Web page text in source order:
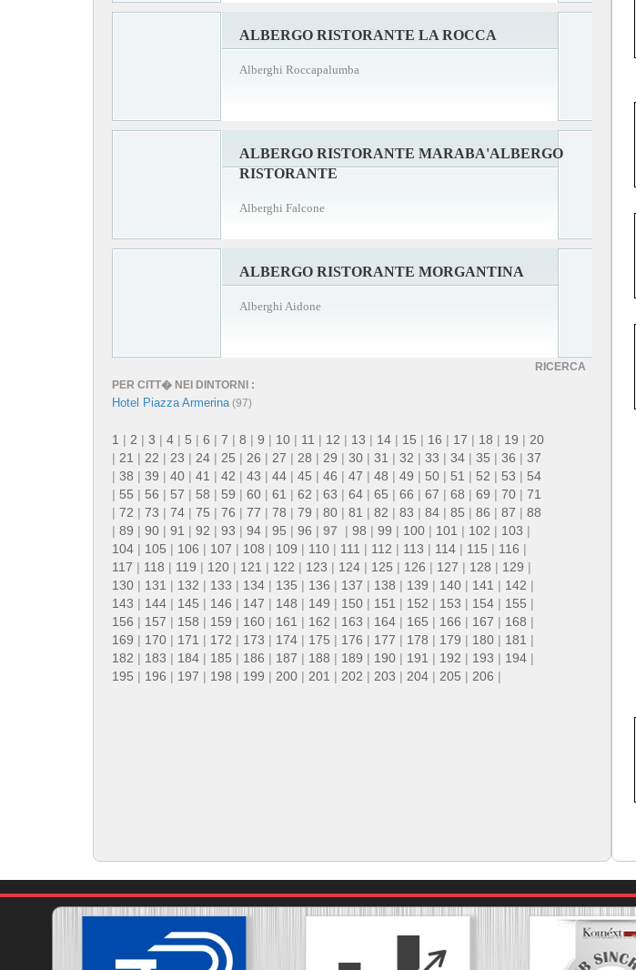
ALBERGO RISTORANTE LA ROCCA
Alberghi Roccapalumba
ALBERGO RISTORANTE MARABA'ALBERGO
RISTORANTE
Alberghi Falcone
ALBERGO RISTORANTE MORGANTINA
Alberghi Aidone
RICERCA
PER CITT� NEI DINTORNI :
Hotel Piazza Armerina(97)
1 | 2 | 3 | 4 | 5 | 6 | 7 | 8 | 9 | 10 | 11 | 12 | 13 | 14 | 15 | 16 | 17 | 18 | 19 | 20
| 21 | 22 | 23 | 24 | 25 | 26 | 27 | 28 | 29 | 30 | 31 | 32 | 33 | 34 | 35 | 36 | 37
| 38 | 39 | 40 | 41 | 42 | 43 | 44 | 45 | 46 | 47 | 48 | 49 | 50 | 51 | 52 | 53 | 54
| 55 | 56 | 57 | 58 | 59 | 60 | 61 | 62 | 63 | 64 | 65 | 66 | 67 | 68 | 69 | 70 | 71
| 72 | 73 | 74 | 75 | 76 | 77 | 78 | 79 | 80 | 81 | 82 | 83 | 84 | 85 | 86 | 87 | 88
| 89 | 90 | 91 | 92 | 93 | 94 | 95 | 96 | 97 | 98 | 99 | 100 | 101 | 102 | 103 |
104 | 105 | 106 | 107 | 108 | 109 | 110 | 111 | 112 | 113 | 114 | 115 | 116 |
117 | 118 | 119 | 120 | 121 | 122 | 123 | 124 | 125 | 126 | 127 | 128 | 129 |
130 | 131 | 132 | 133 | 134 | 135 | 136 | 137 | 138 | 139 | 140 | 141 | 142 |
143 | 144 | 145 | 146 | 147 | 148 | 149 | 150 | 151 | 152 | 153 | 154 | 155 |
156 | 157 | 158 | 159 | 160 | 161 | 162 | 163 | 164 | 165 | 166 | 167 | 168 |
169 | 170 | 171 | 172 | 173 | 174 | 175 | 176 | 177 | 178 | 179 | 180 | 181 |
182 | 183 | 184 | 185 | 186 | 187 | 188 | 189 | 190 | 191 | 192 | 193 | 194 |
195 | 196 | 197 | 198 | 199 | 200 | 201 | 202 | 203 | 204 | 205 | 206 |